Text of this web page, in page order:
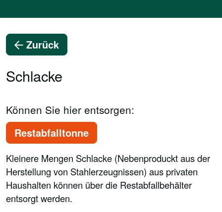
Zurück
Schlacke
Können Sie hier entsorgen:
Restabfalltonne
Kleinere Mengen Schlacke (Nebenproduckt aus der
Herstellung von Stahlerzeugnissen) aus privaten
Haushalten können über die Restabfallbehälter
entsorgt werden.